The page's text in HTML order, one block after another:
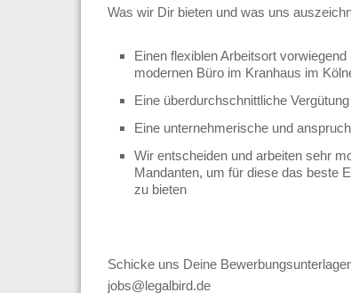
Was wir Dir bieten und was uns
Einen flexiblen Arbeitsort
modernen Büro im Kranhaus im
Eine überdurchschnittliche Vergütung
Eine unternehmerische und
Wir entscheiden und arbeiten sehr
Mandanten, um für diese das beste
zu bieten
Schicke uns Deine
jobs@legalbird.de